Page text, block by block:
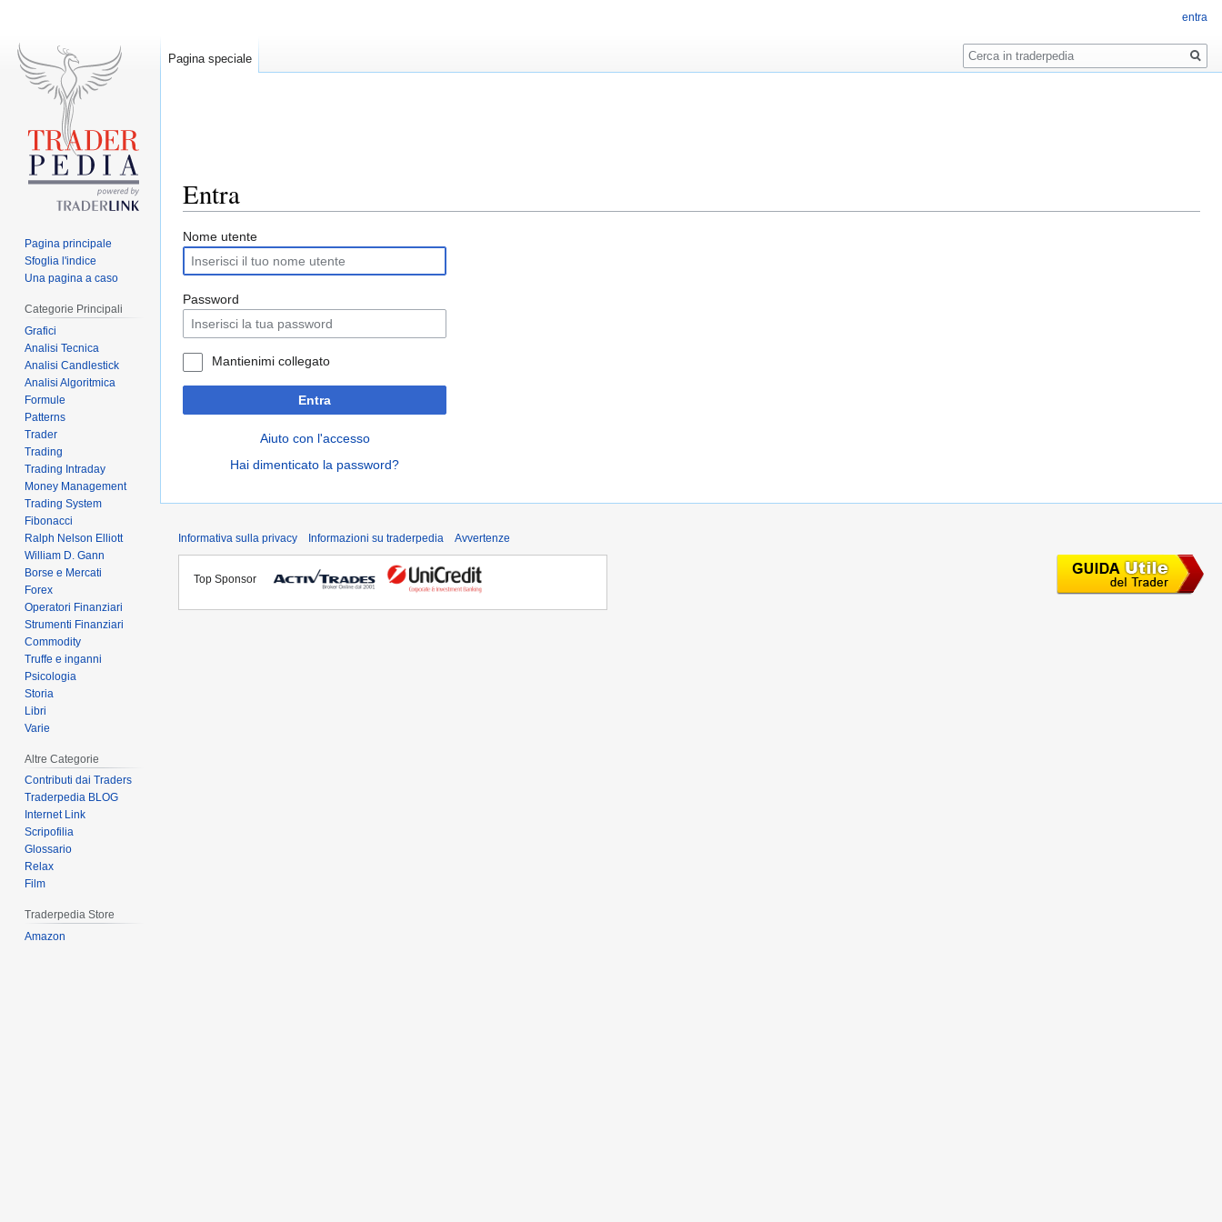
Entra
Jump
to
navigation
Jump
to
search
Nome utente
Password
Mantienimi collegato
Entra
Aiuto con l'accesso
Hai dimenticato la password?
entra
Pagina speciale
Ricerca
Pagina principale
Sfoglia l'indice
Una pagina a caso
Categorie Principali
Grafici
Analisi Tecnica
Analisi Candlestick
Analisi Algoritmica
Formule
Patterns
Trader
Trading
Trading Intraday
Money Management
Trading System
Fibonacci
Ralph Nelson Elliott
William D. Gann
Borse e Mercati
Forex
Operatori Finanziari
Strumenti Finanziari
Commodity
Truffe e inganni
Psicologia
Storia
Libri
Varie
Altre Categorie
Contributi dai Traders
Traderpedia BLOG
Internet Link
Scripofilia
Glossario
Relax
Film
Traderpedia Store
Amazon
Informativa sulla privacy Informazioni su traderpedia Avvertenze
Top Sponsor